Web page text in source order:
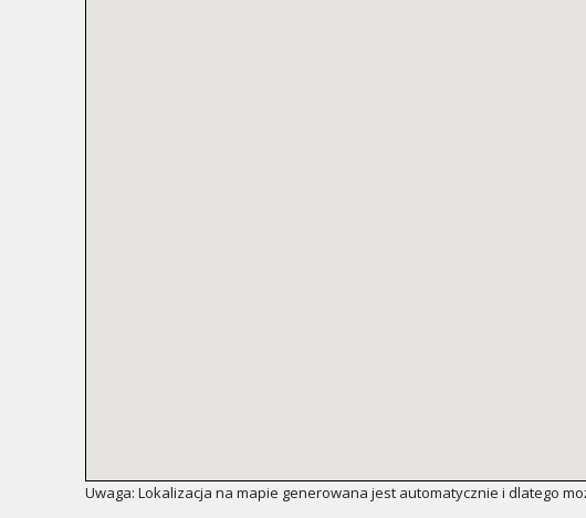
Uwaga: Lokalizacja na mapie generowana jest automatycznie i dlatego